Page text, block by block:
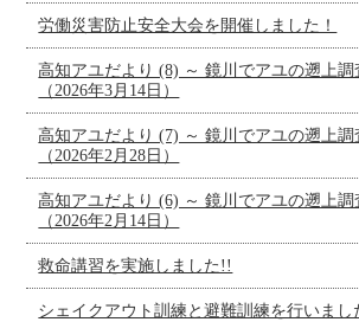
労働災害防止安全大会を開催しました！
高知アユだより (8) ～ 鏡川でアユの遡上調
（2026年3月14日）
高知アユだより (7) ～ 鏡川でアユの遡上調
（2026年2月28日）
高知アユだより (6) ～ 鏡川でアユの遡上調
（2026年2月14日）
救命講習を実施しました!!
シェイクアウト訓練と避難訓練を行いまし